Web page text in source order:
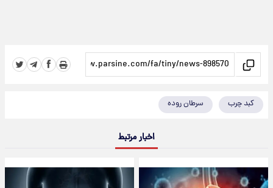
کبد چرب سرطان روده
اخبار مرتبط